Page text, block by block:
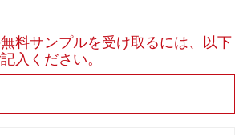
料サンプルを受け取るには、以下
入ください。